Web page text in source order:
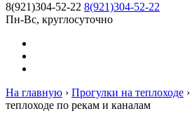
8(921)304-52-22 8(921)304-52-22
Пн-Вс, круглосуточно
На главную › Прогулки на теплоходе ›
теплоходе по рекам и каналам